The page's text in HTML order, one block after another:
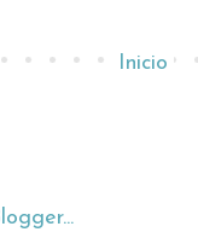
Inicio